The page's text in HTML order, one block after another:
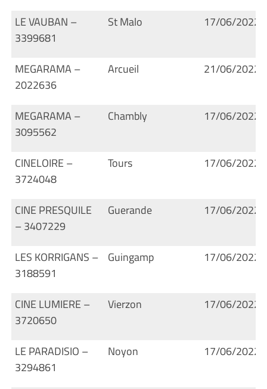
LE VAUBAN –
3399681
St Malo 17/06/2022
MEGARAMA –
2022636
Arcueil 21/06/2022
MEGARAMA –
3095562
Chambly 17/06/2022
CINELOIRE –
3724048
Tours 17/06/2022
CINE PRESQUILE
– 3407229
Guerande 17/06/2022
LES KORRIGANS –
3188591
Guingamp 17/06/2022
CINE LUMIERE –
3720650
Vierzon 17/06/2022
LE PARADISIO –
3294861
Noyon 17/06/2022